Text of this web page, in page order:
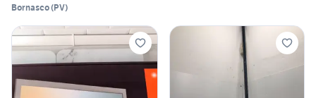
Bornasco(PV)